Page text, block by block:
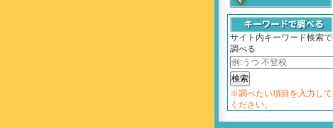
サイト内キーワード検索で
調べる
※調べたい項目を入力して
ください。